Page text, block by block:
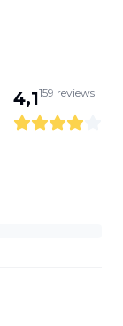
4,1159 reviews